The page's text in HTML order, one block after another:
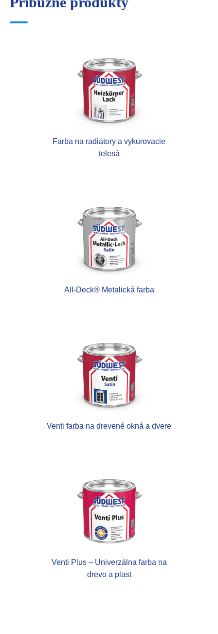
Farba na radiátory a vykurovacie
telesá
All-Deck® Metalická farba
Venti farba na drevené okná a dvere
Venti Plus – Univerzálna farba na
drevo a plast